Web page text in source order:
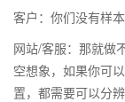
客户：你们没有样
网站/客服：那就做
空想象，如果你可
置，都需要可以分